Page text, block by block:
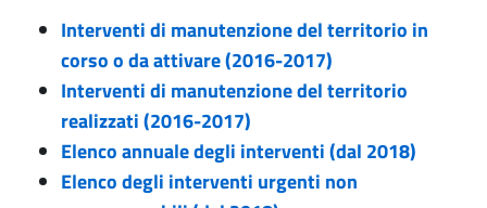
Interventi di manutenzione del territorio in
corso o da attivare (2016-2017)
Interventi di manutenzione del territorio
realizzati (2016-2017)
Elenco annuale degli interventi (dal 2018)
Elenco degli interventi urgenti non